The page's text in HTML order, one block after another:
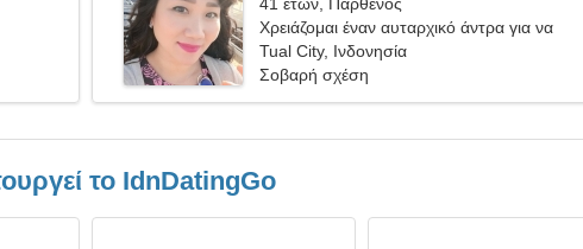
Χρειάζομαι έναν αυταρχικό άντρα για να
χορέψουμε μαζί
Tual City, Ινδονησία
Σοβαρή σχέση
το IdnDatingGo